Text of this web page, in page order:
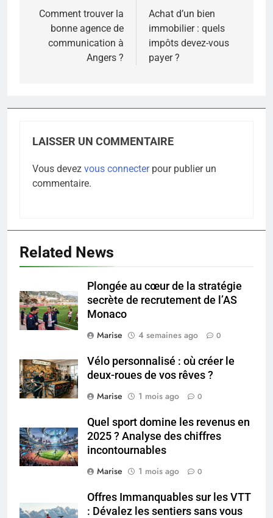
de
l’article
Comment trouver la
bonne agence de
communication à
Angers ?
Achat d’un bien
immobilier : quels
impôts devez-vous
payer ?
LAISSER UN COMMENTAIRE
Vous devez vous connecterpour publier un
commentaire.
Related News
Plongée au cœur de la stratégie
secrète de recrutement de l’AS
Monaco
Marise
4 semaines ago 0
Vélo personnalisé : où créer le
deux-roues de vos rêves ?
Marise
1 mois ago 0
Quel sport domine les revenus en
2025 ? Analyse des chiffres
incontournables
Marise
1 mois ago 0
Offres Immanquables sur les VTT
: Dévalez les sentiers sans vous
5
Les secrets révélés pour une
peau éclatante grâce à The
Ordinary
SANTÉ
6
seniors: aménagement et
exercices
BIEN ÊTRE
7
Voyance à La Rochelle : où
sérieux à un tarif juste ?
BIEN ÊTRE